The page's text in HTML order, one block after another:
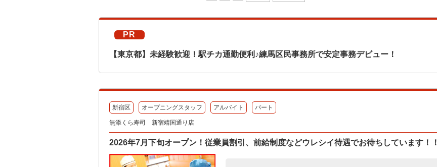
PR
【東京都】未経験歓迎！駅チカ通勤便利♪練馬区民事務所で安定事務デビュー！
新宿区 オープニングスタッフ アルバイト パート
無添くら寿司 新宿靖国通り店
2026年7月下旬オープン！従業員割引、前給制度などウレシイ待遇でお待ちしています！！